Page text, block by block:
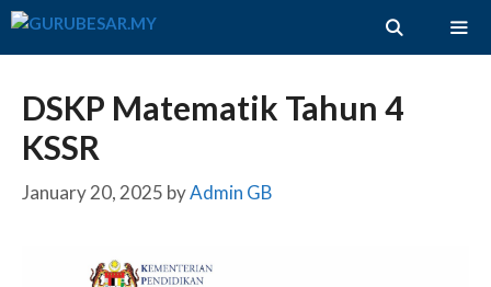
Skip
DSKP Matematik Tahun 4
KSSR
January 20, 2025 byAdmin GB